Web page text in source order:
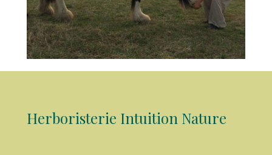
Herboristerie Intuition Nature